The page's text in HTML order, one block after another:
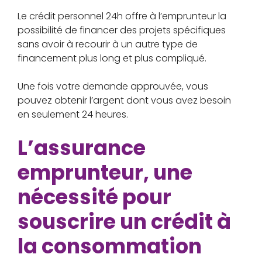
Le crédit personnel 24h offre à l’emprunteur la
possibilité de financer des projets spécifiques
sans avoir à recourir à un autre type de
financement plus long et plus compliqué.
Une fois votre demande approuvée, vous
pouvez obtenir l’argent dont vous avez besoin
en seulement 24 heures.
L’assurance
emprunteur, une
nécessité pour
souscrire un crédit à
la consommation